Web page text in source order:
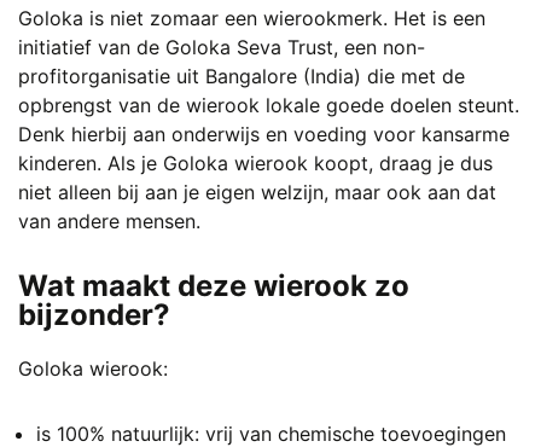
Goloka is niet zomaar een wierookmerk. Het is een
initiatief van de Goloka Seva Trust, een non-
profitorganisatie uit Bangalore (India) die met de
opbrengst van de wierook lokale goede doelen steunt.
Denk hierbij aan onderwijs en voeding voor kansarme
kinderen. Als je Goloka wierook koopt, draag je dus
niet alleen bij aan je eigen welzijn, maar ook aan dat
van andere mensen.
Wat maakt deze wierook zo
bijzonder?
Goloka wierook:
is 100% natuurlijk: vrij van chemische toevoegingen